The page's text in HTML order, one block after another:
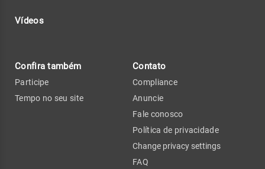
Vídeos
Confira também
Participe
Tempo no seu site
Contato
Compliance
Anuncie
Fale conosco
Política de privacidade
Change privacy settings
FAQ